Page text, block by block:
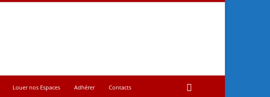
Louer nos Espaces Adhérer Contacts